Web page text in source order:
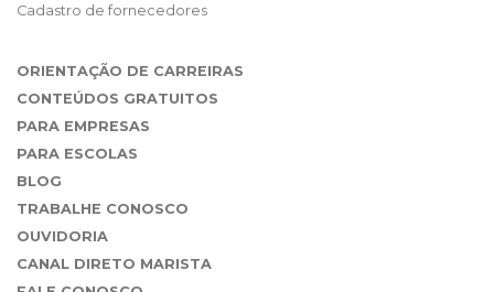
Cadastro de fornecedores
ORIENTAÇÃO DE CARREIRAS
CONTEÚDOS GRATUITOS
PARA EMPRESAS
PARA ESCOLAS
BLOG
TRABALHE CONOSCO
OUVIDORIA
CANAL DIRETO MARISTA